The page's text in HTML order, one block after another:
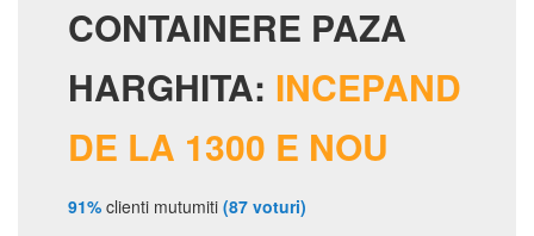
CONTAINERE PAZA
HARGHITA: INCEPAND
DE LA 1300 E NOU
91% clienti mutumiti (87 voturi)